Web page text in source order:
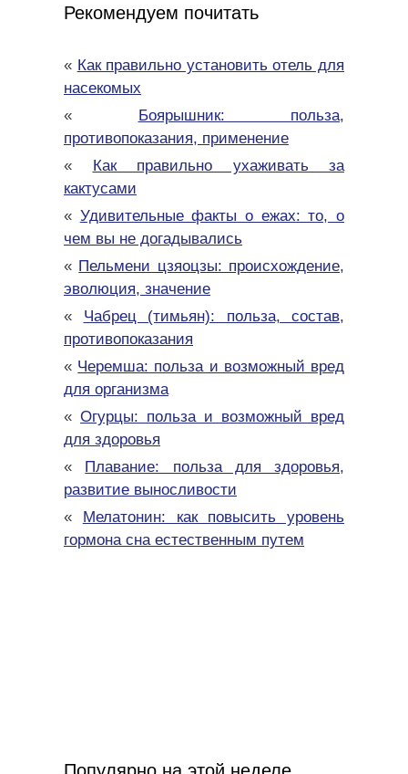
Рекомендуем почитать
« Как правильно установить отель для
насекомых
« Боярышник: польза,
противопоказания, применение
« Как правильно ухаживать за
кактусами
« Удивительные факты о ежах: то, о
чем вы не догадывались
« Пельмени цзяоцзы: происхождение,
эволюция, значение
« Чабрец (тимьян): польза, состав,
противопоказания
« Черемша: польза и возможный вред
для организма
« Огурцы: польза и возможный вред
для здоровья
« Плавание: польза для здоровья,
развитие выносливости
« Мелатонин: как повысить уровень
гормона сна естественным путем